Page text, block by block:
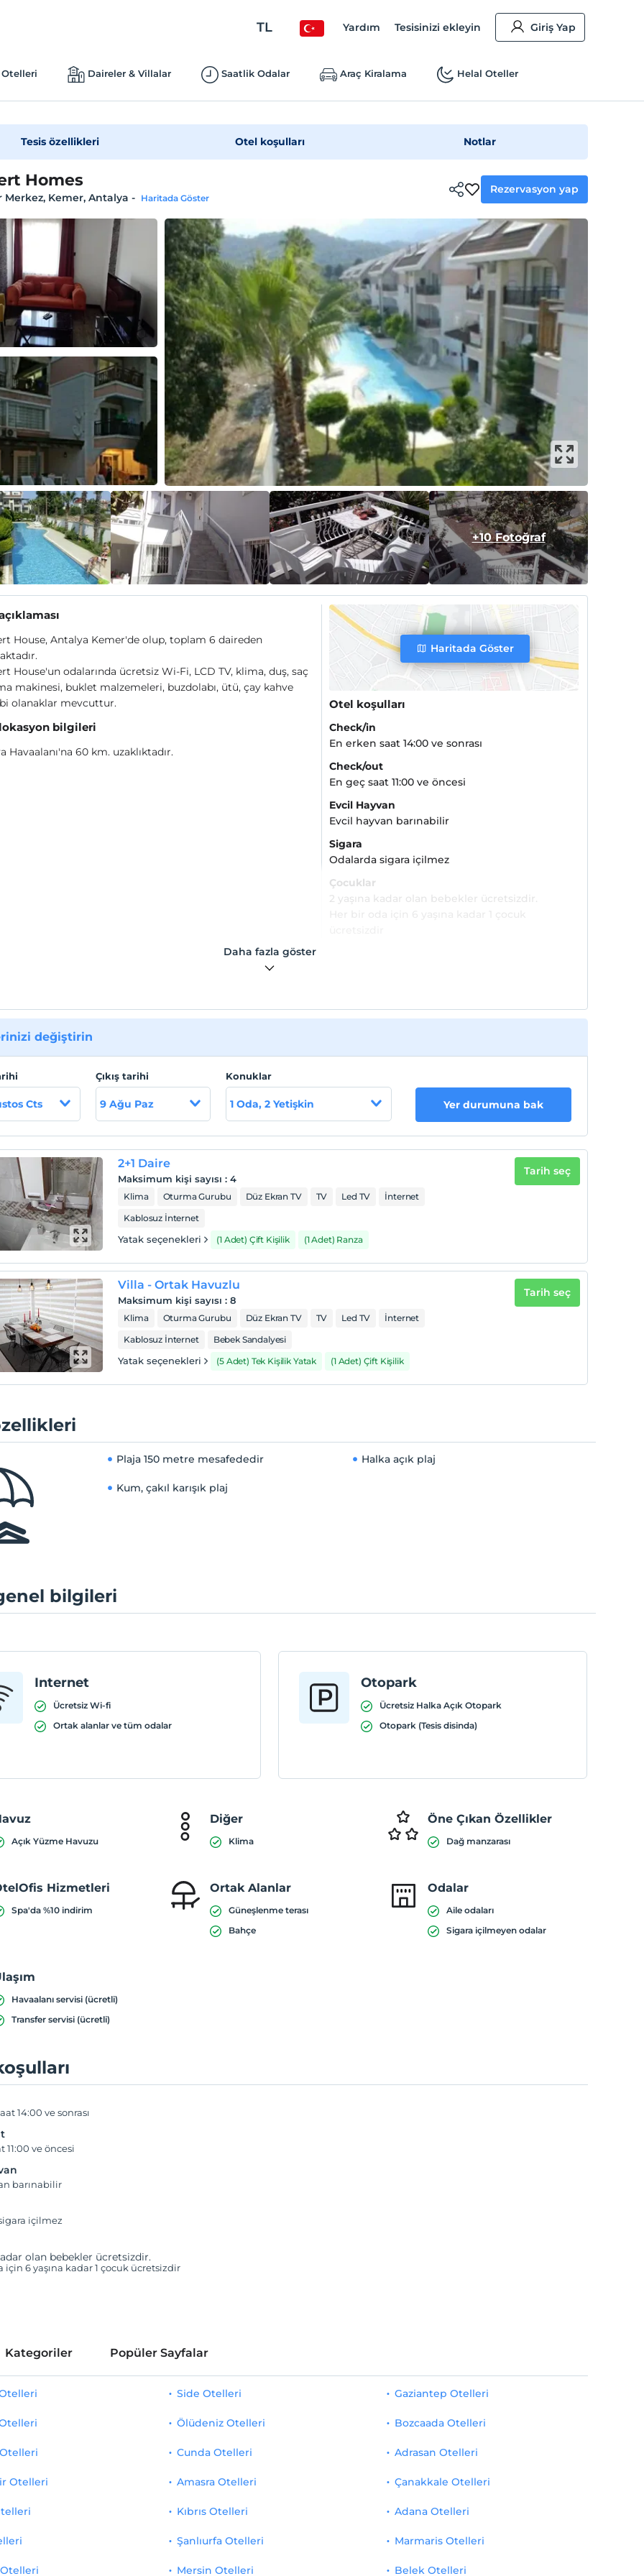
TL Yardım Tesisinizi ekleyin Giriş Yap
Daireler & Villalar Saatlik Odalar Araç Kiralama Helal Oteller
Tesis özellikleri Otel koşulları Notlar
Homes
Merkez, Kemer, Antalya - Haritada Göster
Rezervasyon yap
+10 Fotoğraf
House, Antalya Kemer'de olup, toplam 6 daireden
House'un odalarında ücretsiz Wi-Fi, LCD TV, klima, duş, saç
makinesi, buklet malzemeleri, buzdolabı, ütü, çay kahve
olanaklar mevcuttur.
bilgileri
Havaalanı'na 60 km. uzaklıktadır.
Haritada Göster
Otel koşulları
Check/in
En erken saat 14:00 ve sonrası
Check/out
En geç saat 11:00 ve öncesi
Evcil Hayvan
Evcil hayvan barınabilir
Sigara
Odalarda sigara içilmez
Çocuklar
2 yaşına kadar olan bebekler ücretsizdir.
Daha fazla göster
değiştirin
Cts
Çıkış tarihi
9 Ağu Paz
Konuklar
1 Oda, 2 Yetişkin Yer durumuna bak
2+1 Daire
Maksimum kişi sayısı :4
Klima Oturma Gurubu Düz Ekran TV TV Led TV
İnternet
Kablosuz İnternet
Yatak seçenekleri (1 Adet) Çift Kişilik (1 Adet) Ranza
Tarih seç
Villa - Ortak Havuzlu
Maksimum kişi sayısı :8
Klima Oturma Gurubu Düz Ekran TV TV Led TV
İnternet
Kablosuz İnternet
Bebek Sandalyesi
Yatak seçenekleri (5 Adet) Tek Kişilik Yatak (1 Adet) Çift Kişilik
Tarih seç
Plaja 150 metre mesafededir Halka açık plaj
Kum, çakıl karışık plaj
bilgileri
Internet
Ücretsiz Wi-fi
Ortak alanlar ve tüm odalar
Otopark
Ücretsiz Halka Açık Otopark
Otopark (Tesis disinda)
Açık Yüzme Havuzu
Diğer
Klima
Öne Çıkan Özellikler
Dağ manzarası
Hizmetleri
Spa'da %10 indirim
Ortak Alanlar
Güneşlenme terası
Bahçe
Odalar
Aile odaları
Sigara içilmeyen odalar
Havaalanı servisi (ücretli)
Transfer servisi (ücretli)
14:00 ve sonrası
11:00 ve öncesi
barınabilir
içilmez
olan bebekler ücretsizdir.
için 6 yaşına kadar 1 çocuk ücretsizdir
Kategoriler Popüler Sayfalar
Otelleri
Side Otelleri
Ölüdeniz Otelleri
Cunda Otelleri
Amasra Otelleri
Kıbrıs Otelleri
Gaziantep Otelleri
Bozcaada Otelleri
Adrasan Otelleri
Çanakkale Otelleri
Adana Otelleri
Şanlıurfa Otelleri
Mersin Otelleri
Marmaris Otelleri
Belek Otelleri